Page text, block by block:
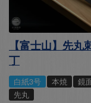
【富士山】先丸
丁
白紙3号 本焼
鏡
先丸